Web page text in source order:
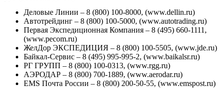
Деловые Линии – 8 (800) 100-8000, (www.dellin.ru)
Автотрейдинг – 8 (800) 100-5000, (www.autotrading.ru)
Первая Экспедиционная Компания – 8 (495) 660-1111,
(www.pecom.ru)
ЖелДор ЭКСПЕДИЦИЯ – 8 (800) 100-5505, (www.jde.ru)
Байкал-Сервис – 8 (495) 995-995-2, (www.baikalsr.ru)
РГ ГРУПП – 8 (800) 100-0313, (www.rgg.ru)
АЭРОДАР – 8 (800) 700-1889, (www.aerodar.ru)
EMS Почта России – 8 (800) 200-50-55, (www.emspost.ru)